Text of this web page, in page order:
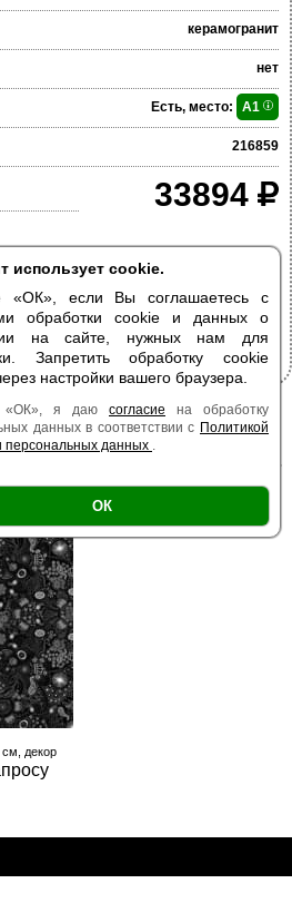
использует cookie.
«ОК», если Вы соглашаетесь с
обработки cookie и данных о
на сайте, нужных нам для
Запретить обработку cookie
настройки вашего браузера.
«ОК», я даю согласие на обработку
данных в соответствии с Политикой
персональных данных .
ОК
керамогранит
нет
Есть, место: A1
216859
33894
В КОРЗИНУ
| Поверхность |
декор